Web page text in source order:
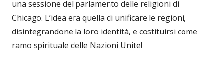
una sessione del parlamento delle religioni di
Chicago. L’idea era quella di unificare le regioni,
disintegrandone la loro identità, e costituirsi come
ramo spirituale delle Nazioni Unite!